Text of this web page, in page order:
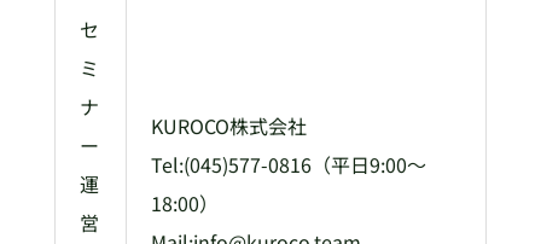
セ
ミ
ナ
ー
運
営
KUROCO株式会社
Tel:(045)577-0816（平日9:00～
18:00）